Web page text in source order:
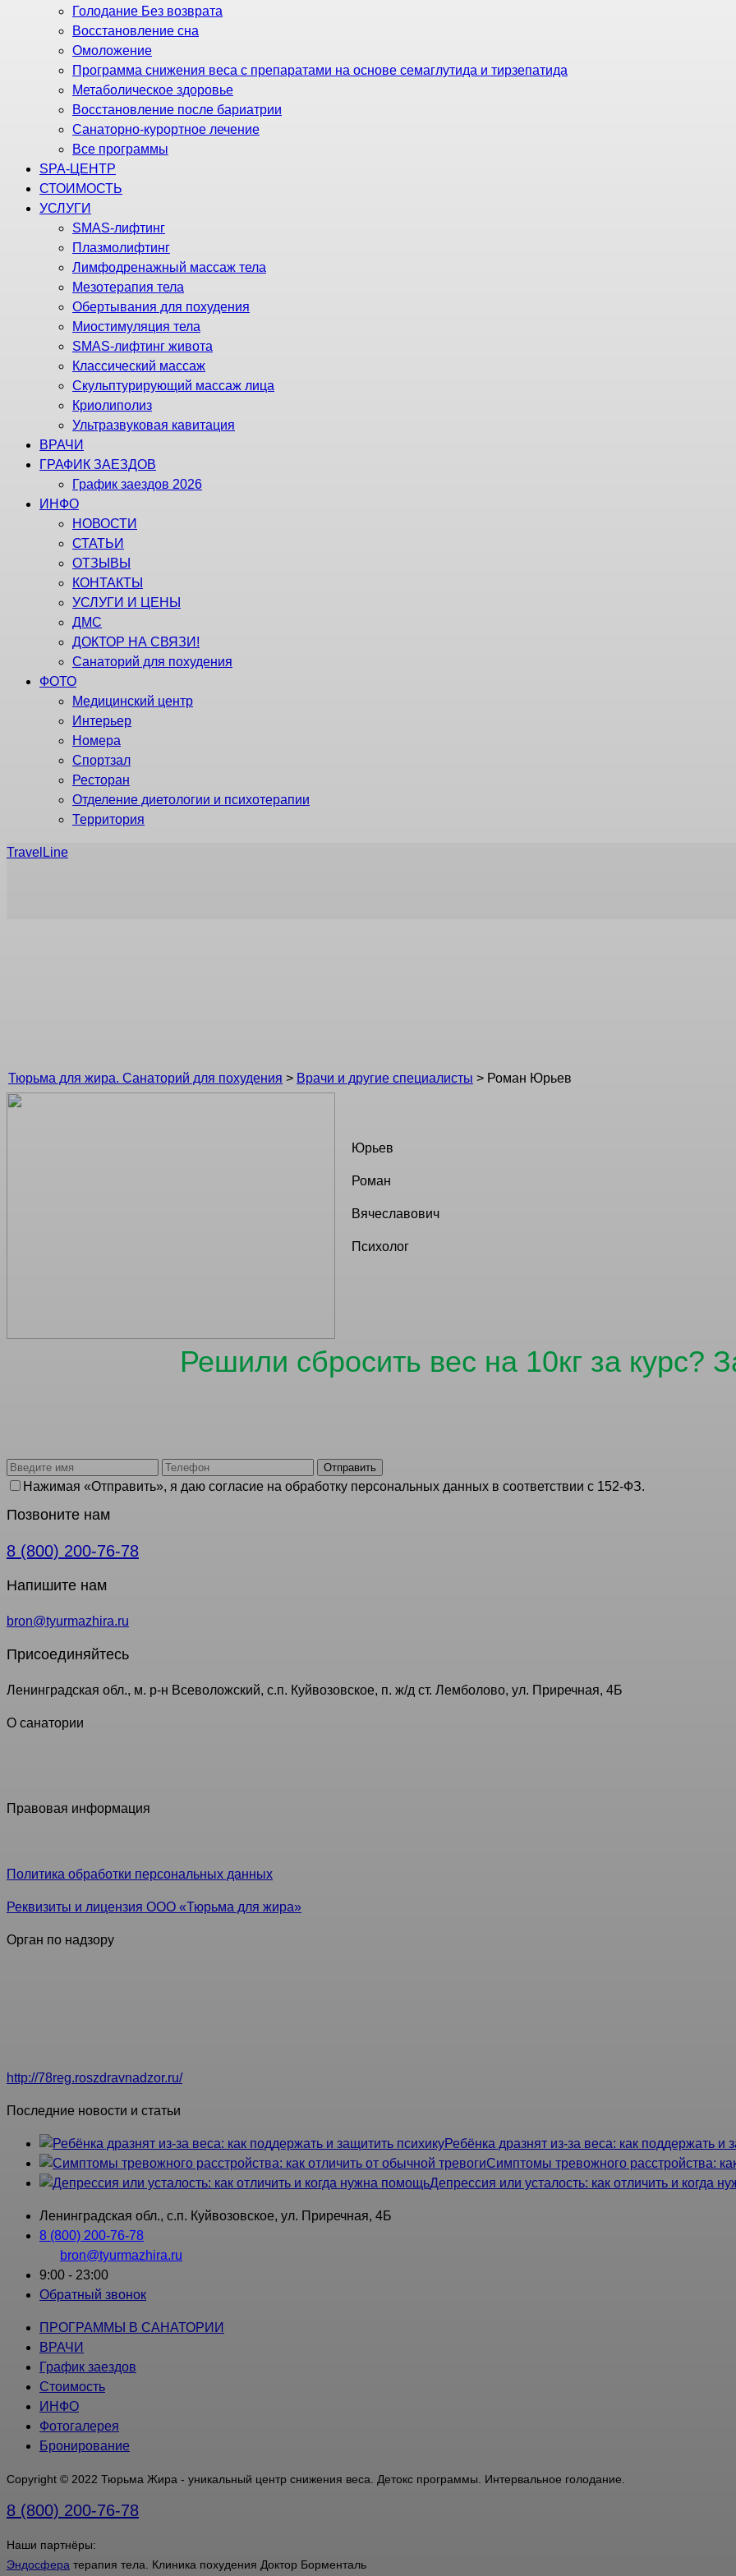
Голодание Без возврата
Восстановление сна
Омоложение
Программа снижения веса с препаратами на основе семаглутида и тирзепатида
Метаболическое здоровье
Восстановление после бариатрии
Санаторно-курортное лечение
Все программы
SPA-ЦЕНТР
СТОИМОСТЬ
УСЛУГИ
SMAS-лифтинг
Плазмолифтинг
Лимфодренажный массаж тела
Мезотерапия тела
Обертывания для похудения
Миостимуляция тела
SMAS-лифтинг живота
Классический массаж
Скульптурирующий массаж лица
Криолиполиз
Ультразвуковая кавитация
ВРАЧИ
ГРАФИК ЗАЕЗДОВ
График заездов 2026
ИНФО
НОВОСТИ
СТАТЬИ
ОТЗЫВЫ
КОНТАКТЫ
УСЛУГИ И ЦЕНЫ
ДМС
ДОКТОР НА СВЯЗИ!
Санаторий для похудения
ФОТО
Медицинский центр
Интерьер
Номера
Спортзал
Ресторан
Отделение диетологии и психотерапии
Территория
TravelLine
Тюрьма для жира. Санаторий для похудения > Врачи и другие специалисты > Роман Юрьев
Юрьев
Роман
Вячеславович
Психолог
Решили сбросить вес на 10кг за курс?
Отправить
Нажимая «Отправить», я даю согласие на обработку персональных данных в соответствии с 152-ФЗ.
Позвоните нам
8 (800) 200-76-78
Напишите нам
bron@tyurmazhira.ru
Присоединяйтесь
Ленинградская обл., м. р-н Всеволожский, с.п. Куйвозовское, п. ж/д ст. Лемболово, ул. Приречная, 4Б
О санатории
Правовая информация
Политика обработки персональных данных
Реквизиты и лицензия ООО «Тюрьма для жира»
Орган по надзору
http://78reg.roszdravnadzor.ru/
Последние новости и статьи
Ребёнка дразнят из-за веса: как поддержать и
Симптомы тревожного расстройства:
Депрессия или усталость: как отличить и когда
Ленинградская обл., с.п. Куйвозовское, ул. Приречная, 4Б
8 (800) 200-76-78
bron@tyurmazhira.ru
9:00 - 23:00
Обратный звонок
ПРОГРАММЫ В САНАТОРИИ
ВРАЧИ
График заездов
Стоимость
ИНФО
Фотогалерея
Бронирование
Copyright © 2022 Тюрьма Жира - уникальный центр снижения веса. Детокс программы. Интервальное голодание.
8 (800) 200-76-78
Наши партнёры:
Эндосфера терапия тела. Клиника похудения Доктор Борменталь